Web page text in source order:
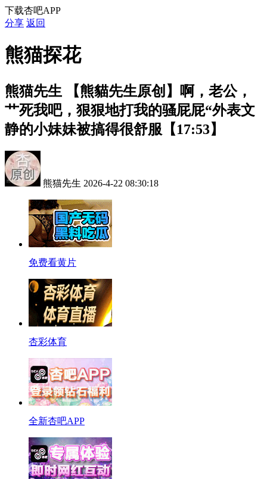
下载杏吧APP
分享 返回
熊猫探花
熊猫先生
【熊貓先生原创】啊，老公，
艹死我吧，狠狠地打我的骚屁屁“外表文
静的小妹妹被搞得很舒服【17:53】
熊猫先生 2026-4-22 08:30:18
免费看黄片
杏彩体育
全新杏吧APP